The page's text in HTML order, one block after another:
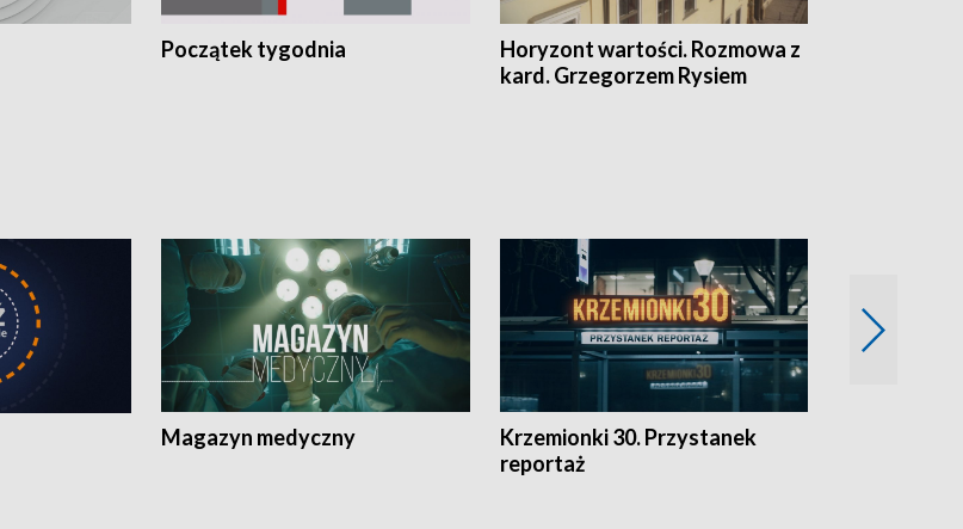
Początek tygodnia
Horyzont wartości. Rozmowa z
kard. Grzegorzem Rysiem
Magazyn medyczny
Krzemionki 30. Przystanek
reportaż